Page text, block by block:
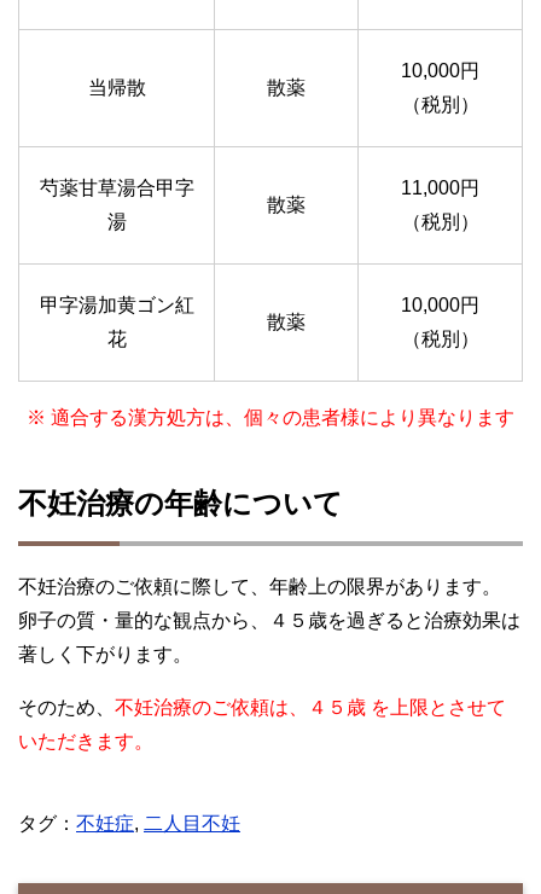
当帰散 散薬
10,000円
（税別）
芍薬甘草湯合甲字
湯
散薬
11,000円
（税別）
甲字湯加黄ゴン紅
花
散薬
10,000円
（税別）
※ 適合する漢方処方は、個々の患者様により異なります
不妊治療の年齢について
不妊治療のご依頼に際して、年齢上の限界があります。
卵子の質・量的な観点から、４５歳を過ぎると治療効果は
著しく下がります。
そのため、 不妊治療のご依頼は、４５歳 を上限とさせて
いただきます。
タグ： 不妊症, 二人目不妊